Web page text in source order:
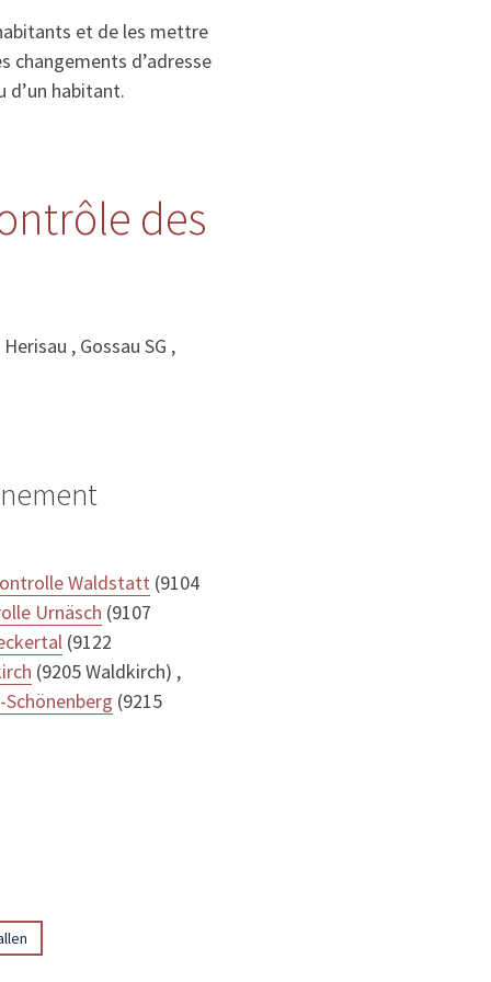
et de les mettre
changements d’adresse
d’un habitant.
des
, Gossau SG ,
Waldstatt (9104
Urnäsch (9107
(9122
(9205 Waldkirch) ,
(9215